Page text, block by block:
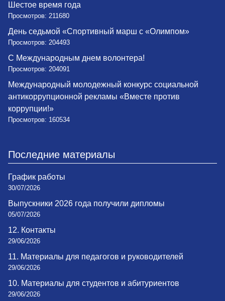
Шестое время года
Просмотров: 211680
День седьмой «Спортивный марш с «Олимпом»
Просмотров: 204493
С Международным днем волонтера!
Просмотров: 204091
Международный молодежный конкурс социальной
антикоррупционной рекламы «Вместе против
коррупции!»
Просмотров: 160534
Последние материалы
График работы
30/07/2026
Выпускники 2026 года получили дипломы
05/07/2026
12. Контакты
29/06/2026
11. Материалы для педагогов и руководителей
29/06/2026
10. Материалы для студентов и абитуриентов
29/06/2026